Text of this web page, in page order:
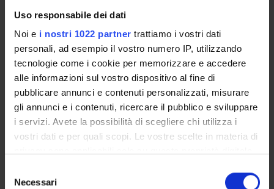
Uso responsabile dei dati
Noi e i nostri 1022 partner trattiamo i vostri dati
personali, ad esempio il vostro numero IP, utilizzando
tecnologie come i cookie per memorizzare e accedere
alle informazioni sul vostro dispositivo al fine di
pubblicare annunci e contenuti personalizzati, misurare
gli annunci e i contenuti, ricercare il pubblico e sviluppare
i servizi. Avete la possibilità di scegliere chi utilizza i
vostri dati e per quali scopi. Le vostre scelte in materia di
modificare o revocare il proprio consenso in qualsiasi
delNecessari
ASSIGNMENTS
ORGANISATION
GOVERNANCE
COMMITTEES